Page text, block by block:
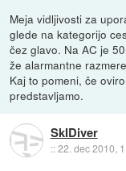
Meja vidljivosti za
glede na kategorijo
čez glavo. Na AC je
že alarmantne
Kaj to pomeni, če
predstavljamo.
SkIDiver
::22. dec 2010,